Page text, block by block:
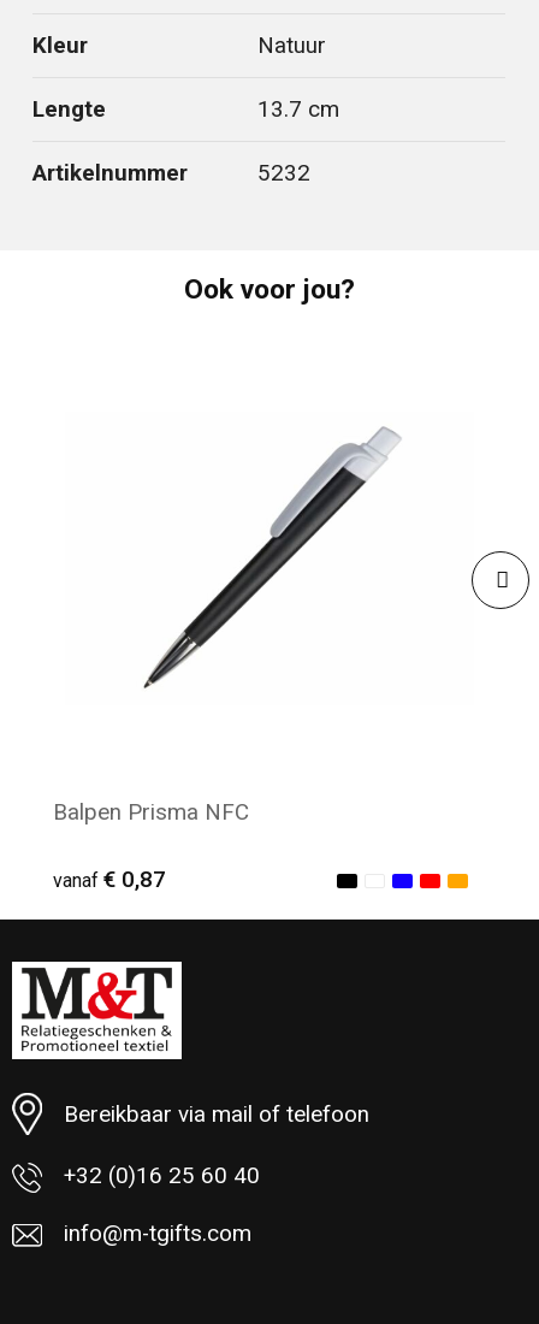
Kleur Natuur
Lengte 13.7 cm
Artikelnummer 5232
Ook voor jou?
Balpen Prisma NFC
vanaf € 0,87
Minimale afname: 80
Bereikbaar via mail of telefoon
+32 (0)16 25 60 40
info@m-tgifts.com